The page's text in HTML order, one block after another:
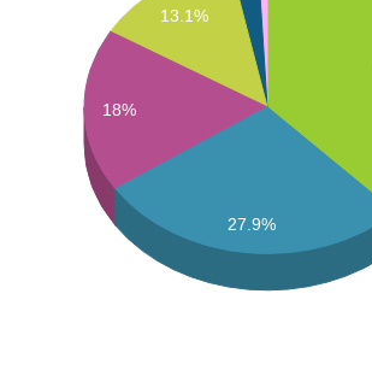
13.1%
18%
27.9%